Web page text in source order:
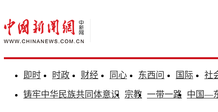
即时 时政 财经 同心 东西问 国际
社
铸牢中华民族共同体意识 宗教 一带一路 中国—